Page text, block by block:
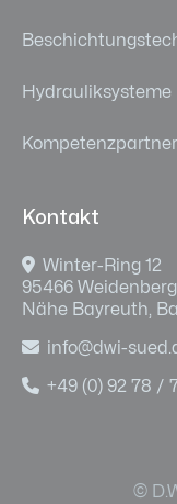
Hydrauliksysteme
Kompetenzpartner
Kontakt
 Winter-Ring 12
95466 Weidenberg
Nähe Bayreuth,
 info@dwi-
 +49 (0) 92 78 /
©